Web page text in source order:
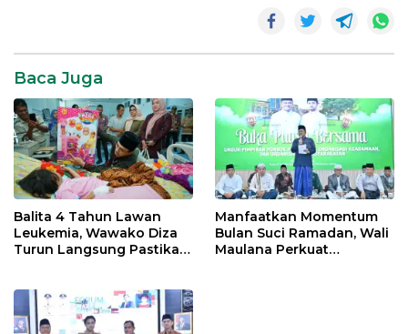
Baca Juga
Balita 4 Tahun Lawan
Leukemia, Wawako Diza
Turun Langsung Pastikan
Manfaatkan Momentum
Bulan Suci Ramadan, Wali
Maulana Perkuat